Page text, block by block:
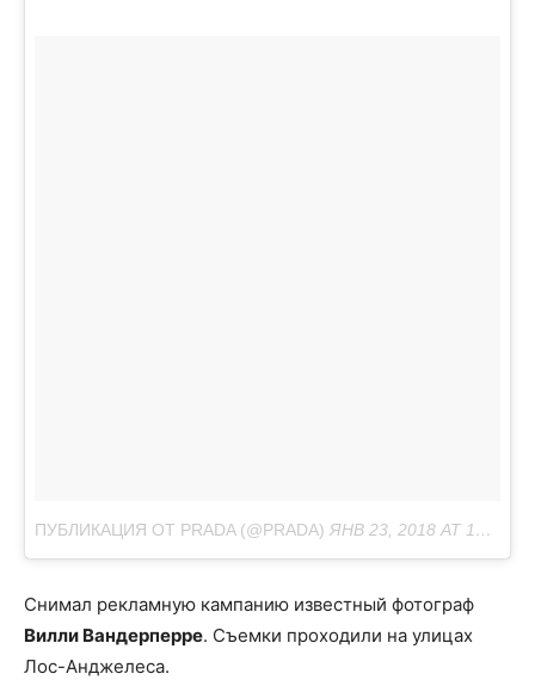
ПУБЛИКАЦИЯ ОТ PRADA (@PRADA) ЯНВ 23, 2018 AT 10:30 PST
Снимал рекламную кампанию известный фотограф
Вилли Вандерперре. Съемки проходили на улицах
Лос-Анджелеса.